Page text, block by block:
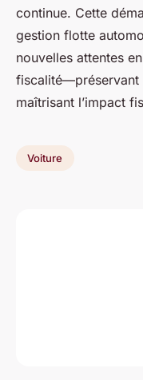
continue. Cette
gestion flotte
nouvelles attentes
fiscalité—préservant
maîtrisant l’impact
Voiture